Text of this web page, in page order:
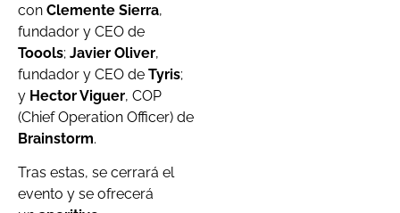
con Clemente Sierra,
fundador y CEO de
Toools; Javier Oliver,
fundador y CEO de Tyris;
y Hector Viguer, COP
(Chief Operation Officer) de
Brainstorm.
Tras estas, se cerrará el
evento y se ofrecerá